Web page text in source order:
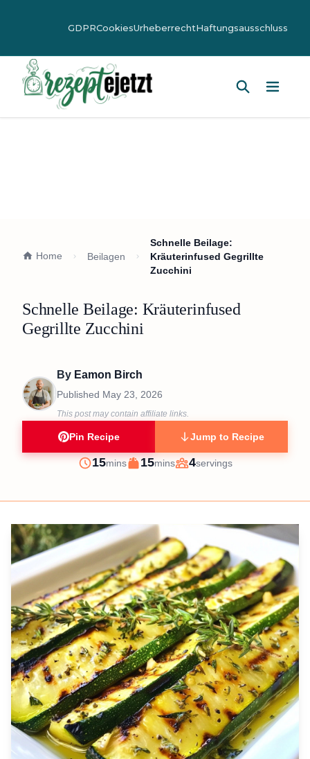
GDPRCookiesUrheberrechtHaftungsausschluss
Home Beilagen
Schnelle Beilage:
Kräuterinfused Gegrillte
Zucchini
Schnelle Beilage: Kräuterinfused
Gegrillte Zucchini
By Eamon Birch
Published May 23, 2026
This post may contain affiliate links.
Pin Recipe Jump to Recipe
Prep
15minutes
mins
Cook
15minutes
mins
Servings
4servings